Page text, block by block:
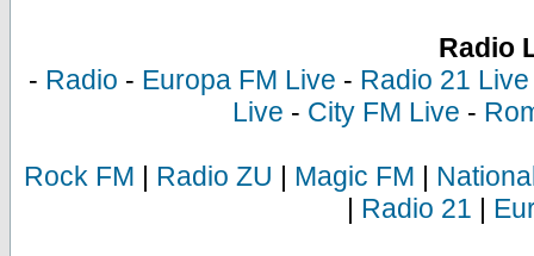
Radio
- Radio - Europa FM Live - Radio 21 Live
Live - City FM Live -
Rock FM | Radio ZU | Magic FM |
| Radio 21 |